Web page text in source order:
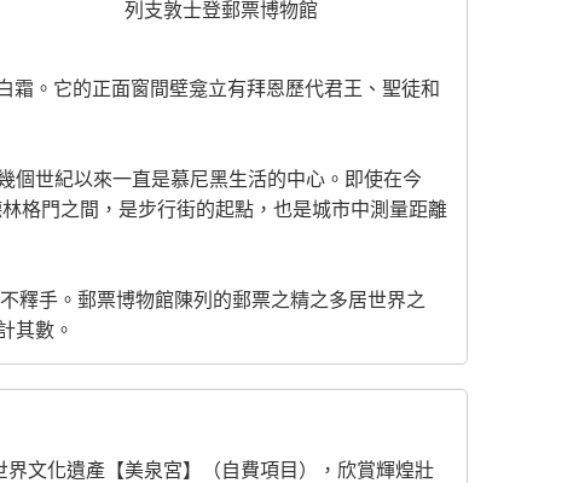
列支敦士登郵票博物館
。它的正面窗間壁龛立有拜恩歷代君王、聖徒和
個世紀以來一直是慕尼黑生活的中心。即使在今
格門之間，是步行街的起點，也是城市中測量距離
釋手。郵票博物館陳列的郵票之精之多居世界之
其數。
文化遺產【美泉宮】（自費項目），欣賞輝煌壯